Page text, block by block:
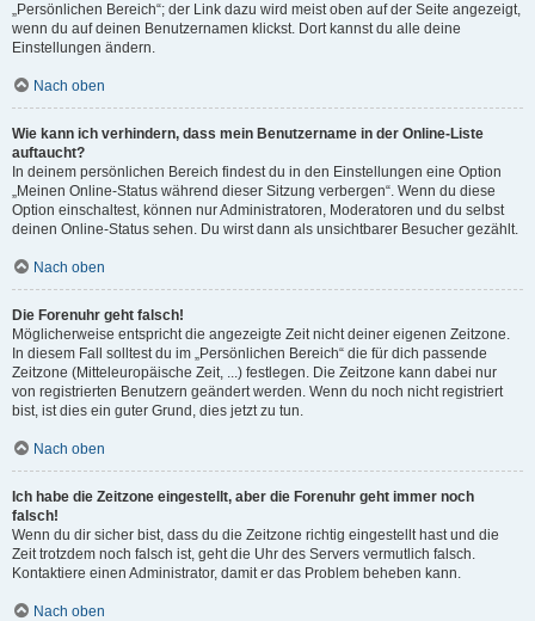
„Persönlichen Bereich“; der Link dazu wird meist oben auf der Seite angezeigt,
wenn du auf deinen Benutzernamen klickst. Dort kannst du alle deine
Einstellungen ändern.
Nach oben
Wie kann ich verhindern, dass mein Benutzername in der Online-Liste
auftaucht?
In deinem persönlichen Bereich findest du in den Einstellungen eine Option
„Meinen Online-Status während dieser Sitzung verbergen“. Wenn du diese
Option einschaltest, können nur Administratoren, Moderatoren und du selbst
deinen Online-Status sehen. Du wirst dann als unsichtbarer Besucher gezählt.
Nach oben
Die Forenuhr geht falsch!
Möglicherweise entspricht die angezeigte Zeit nicht deiner eigenen Zeitzone.
In diesem Fall solltest du im „Persönlichen Bereich“ die für dich passende
Zeitzone (Mitteleuropäische Zeit, ...) festlegen. Die Zeitzone kann dabei nur
von registrierten Benutzern geändert werden. Wenn du noch nicht registriert
bist, ist dies ein guter Grund, dies jetzt zu tun.
Nach oben
Ich habe die Zeitzone eingestellt, aber die Forenuhr geht immer noch
falsch!
Wenn du dir sicher bist, dass du die Zeitzone richtig eingestellt hast und die
Zeit trotzdem noch falsch ist, geht die Uhr des Servers vermutlich falsch.
Kontaktiere einen Administrator, damit er das Problem beheben kann.
Nach oben